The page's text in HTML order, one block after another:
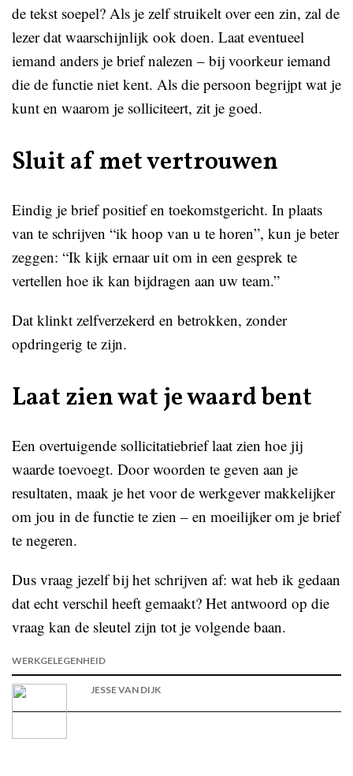
de tekst soepel? Als je zelf struikelt over een zin, zal de
lezer dat waarschijnlijk ook doen. Laat eventueel
iemand anders je brief nalezen – bij voorkeur iemand
die de functie niet kent. Als die persoon begrijpt wat je
kunt en waarom je solliciteert, zit je goed.
Sluit af met vertrouwen
Eindig je brief positief en toekomstgericht. In plaats
van te schrijven “ik hoop van u te horen”, kun je beter
zeggen: “Ik kijk ernaar uit om in een gesprek te
vertellen hoe ik kan bijdragen aan uw team.”
Dat klinkt zelfverzekerd en betrokken, zonder
opdringerig te zijn.
Laat zien wat je waard bent
Een overtuigende sollicitatiebrief laat zien hoe jij
waarde toevoegt. Door woorden te geven aan je
resultaten, maak je het voor de werkgever makkelijker
om jou in de functie te zien – en moeilijker om je brief
te negeren.
Dus vraag jezelf bij het schrijven af: wat heb ik gedaan
dat echt verschil heeft gemaakt? Het antwoord op die
vraag kan de sleutel zijn tot je volgende baan.
WERKGELEGENHEID
JESSE VAN DIJK